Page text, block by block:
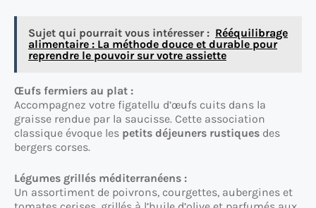
Sujet qui pourrait vous intéresser : Rééquilibrage
alimentaire : La méthode douce et durable pour
reprendre le pouvoir sur votre assiette
Œufs fermiers au plat :
Accompagnez votre figatellu d’œufs cuits dans la
graisse rendue par la saucisse. Cette association
classique évoque les petits déjeuners rustiques des
bergers corses.
Légumes grillés méditerranéens :
Un assortiment de poivrons, courgettes, aubergines et